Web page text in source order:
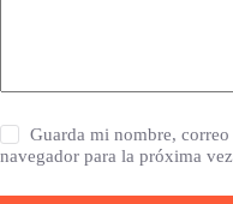
Guarda mi nombre,
navegador para la próxima